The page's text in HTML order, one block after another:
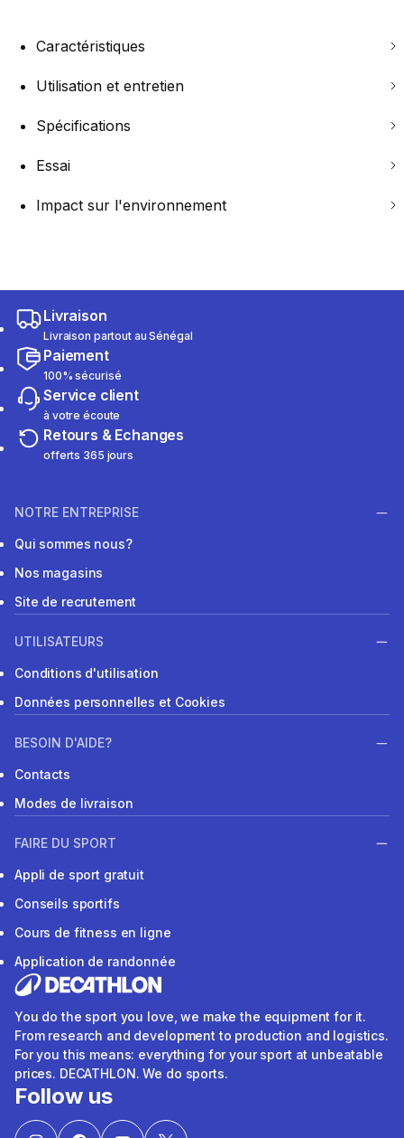
Caractéristiques
Utilisation et entretien
Spécifications
Essai
Impact sur l'environnement
Livraison
Livraison partout au Sénégal
Paiement
100% sécurisé
Service client
à votre écoute
Retours & Echanges
offerts 365 jours
NOTRE ENTREPRISE
Qui sommes nous?
Nos magasins
Site de recrutement
UTILISATEURS
Conditions d'utilisation
Données personnelles et Cookies
BESOIN D'AIDE?
Contacts
Modes de livraison
FAIRE DU SPORT
Appli de sport gratuit
Conseils sportifs
Cours de fitness en ligne
Application de randonnée
You do the sport you love, we make the equipment for it.
From research and development to production and logistics.
For you this means: everything for your sport at unbeatable
prices. DECATHLON. We do sports.
Follow us